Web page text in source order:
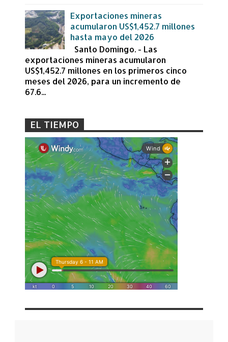
Exportaciones mineras
acumularon US$1,452.7 millones
hasta mayo del 2026
Santo Domingo. - Las
exportaciones mineras acumularon
US$1,452.7 millones en los primeros cinco
meses del 2026, para un incremento de
67.6...
EL TIEMPO